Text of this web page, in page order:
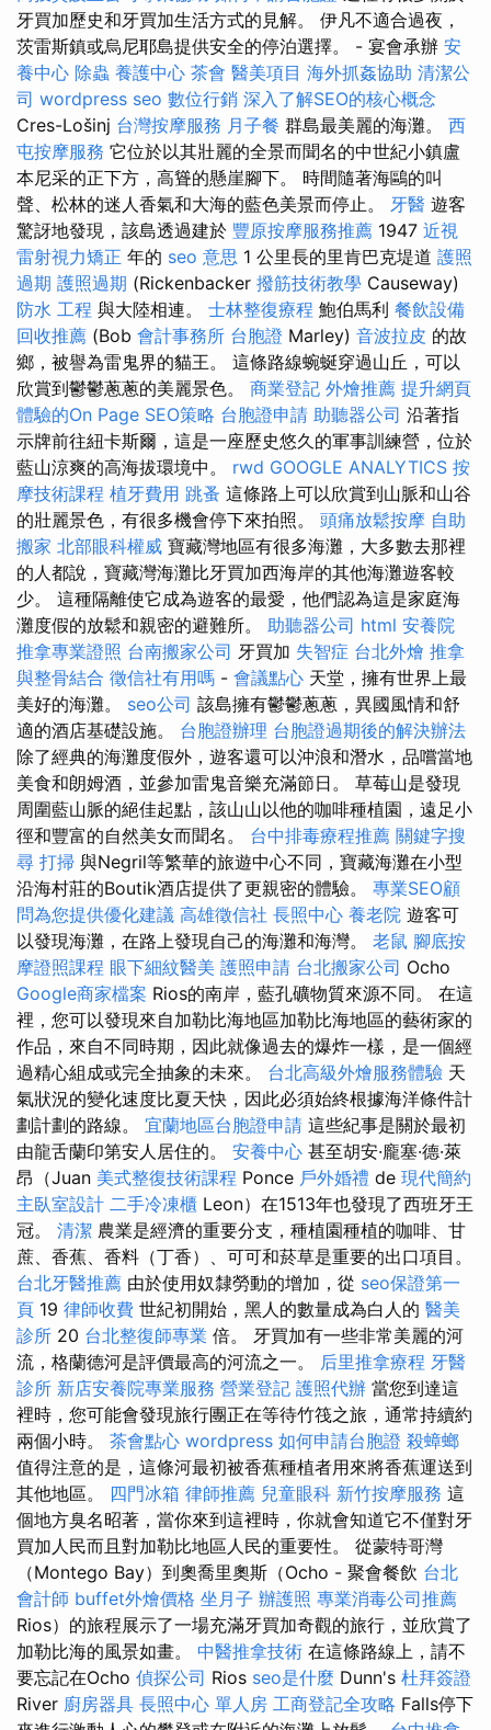
牙買加歷史和牙買加生活方式的見解。 伊凡不適合過夜，
茨雷斯鎮或烏尼耶島提供安全的停泊選擇。 - 宴會承辦 安
養中心 除蟲 養護中心 茶會 醫美項目 海外抓姦協助 清潔公
司 wordpress seo 數位行銷 深入了解SEO的核心概念
Cres-Lošinj 台灣按摩服務 月子餐 群島最美麗的海灘。 西
屯按摩服務 它位於以其壯麗的全景而聞名的中世紀小鎮盧
本尼采的正下方，高聳的懸崖腳下。 時間隨著海鷗的叫
聲、松林的迷人香氣和大海的藍色美景而停止。 牙醫 遊客
驚訝地發現，該島透過建於 豐原按摩服務推薦 1947 近視
雷射視力矯正 年的 seo 意思 1 公里長的里肯巴克堤道 護照
過期 護照過期 (Rickenbacker 撥筋技術教學 Causeway)
防水 工程 與大陸相連。 士林整復療程 鮑伯馬利 餐飲設備
回收推薦 (Bob 會計事務所 台胞證 Marley) 音波拉皮 的故
鄉，被譽為雷鬼界的貓王。 這條路線蜿蜒穿過山丘，可以
欣賞到鬱鬱蔥蔥的美麗景色。 商業登記 外燴推薦 提升網頁
體驗的On Page SEO策略 台胞證申請 助聽器公司 沿著指
示牌前往紐卡斯爾，這是一座歷史悠久的軍事訓練營，位於
藍山涼爽的高海拔環境中。 rwd GOOGLE ANALYTICS 按
摩技術課程 植牙費用 跳蚤 這條路上可以欣賞到山脈和山谷
的壯麗景色，有很多機會停下來拍照。 頭痛放鬆按摩 自助
搬家 北部眼科權威 寶藏灣地區有很多海灘，大多數去那裡
的人都說，寶藏灣海灘比牙買加西海岸的其他海灘遊客較
少。 這種隔離使它成為遊客的最愛，他們認為這是家庭海
灘度假的放鬆和親密的避難所。 助聽器公司 html 安養院
推拿專業證照 台南搬家公司 牙買加 失智症 台北外燴 推拿
與整骨結合 徵信社有用嗎 - 會議點心 天堂，擁有世界上最
美好的海灘。 seo公司 該島擁有鬱鬱蔥蔥，異國風情和舒
適的酒店基礎設施。 台胞證辦理 台胞證過期後的解決辦法
除了經典的海灘度假外，遊客還可以沖浪和潛水，品嚐當地
美食和朗姆酒，並參加雷鬼音樂充滿節日。 草莓山是發現
周圍藍山脈的絕佳起點，該山山以他的咖啡種植園，遠足小
徑和豐富的自然美女而聞名。 台中排毒療程推薦 關鍵字搜
尋 打掃 與Negril等繁華的旅遊中心不同，寶藏海灘在小型
沿海村莊的Boutik酒店提供了更親密的體驗。 專業SEO顧
問為您提供優化建議 高雄徵信社 長照中心 養老院 遊客可
以發現海灘，在路上發現自己的海灘和海灣。 老鼠 腳底按
摩證照課程 眼下細紋醫美 護照申請 台北搬家公司 Ocho
Google商家檔案 Rios的南岸，藍孔礦物質來源不同。 在這
裡，您可以發現來自加勒比海地區加勒比海地區的藝術家的
作品，來自不同時期，因此就像過去的爆炸一樣，是一個經
過精心組成或完全抽象的未來。 台北高級外燴服務體驗 天
氣狀況的變化速度比夏天快，因此必須始終根據海洋條件計
劃計劃的路線。 宜蘭地區台胞證申請 這些紀事是關於最初
由龍舌蘭印第安人居住的。 安養中心 甚至胡安·龐塞·德·萊
昂（Juan 美式整復技術課程 Ponce 戶外婚禮 de 現代簡約
主臥室設計 二手冷凍櫃 Leon）在1513年也發現了西班牙王
冠。 清潔 農業是經濟的重要分支，種植園種植的咖啡、甘
蔗、香蕉、香料（丁香）、可可和菸草是重要的出口項目。
台北牙醫推薦 由於使用奴隸勞動的增加，從 seo保證第一
頁 19 律師收費 世紀初開始，黑人的數量成為白人的 醫美
診所 20 台北整復師專業 倍。 牙買加有一些非常美麗的河
流，格蘭德河是評價最高的河流之一。 后里推拿療程 牙醫
診所 新店安養院專業服務 營業登記 護照代辦 當您到達這
裡時，您可能會發現旅行團正在等待竹筏之旅，通常持續約
兩個小時。 茶會點心 wordpress 如何申請台胞證 殺蟑螂
值得注意的是，這條河最初被香蕉種植者用來將香蕉運送到
其他地區。 四門冰箱 律師推薦 兒童眼科 新竹按摩服務 這
個地方臭名昭著，當你來到這裡時，你就會知道它不僅對牙
買加人民而且對加勒比地區人民的重要性。 從蒙特哥灣
（Montego Bay）到奧喬里奧斯（Ocho - 聚會餐飲 台北
會計師 buffet外燴價格 坐月子 辦護照 專業消毒公司推薦
Rios）的旅程展示了一場充滿牙買加奇觀的旅行，並欣賞了
加勒比海的風景如畫。 中醫推拿技術 在這條路線上，請不
要忘記在Ocho 偵探公司 Rios seo是什麼 Dunn's 杜拜簽證
River 廚房器具 長照中心 單人房 工商登記全攻略 Falls停下